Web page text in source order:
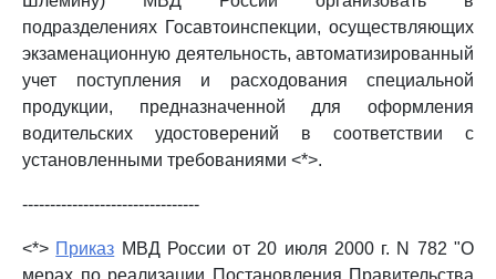
подразделениях Госавтоинспекции, осуществляющих
экзаменационную деятельность, автоматизированный
учет поступления и расходования специальной
продукции, предназначенной для оформления
водительских удостоверений в соответствии с
установленными требованиями <*>.
--------------------------------
<*> Приказ МВД России от 20 июля 2000 г. N 782 "О
мерах по реализации Постановления Правительства